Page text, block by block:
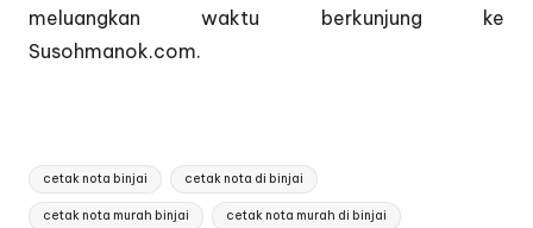
meluangkan waktu berkunjung ke
Susohmanok.com.
Tags:
cetak nota binjai cetak nota di binjai
cetak nota murah binjai cetak nota murah di binjai